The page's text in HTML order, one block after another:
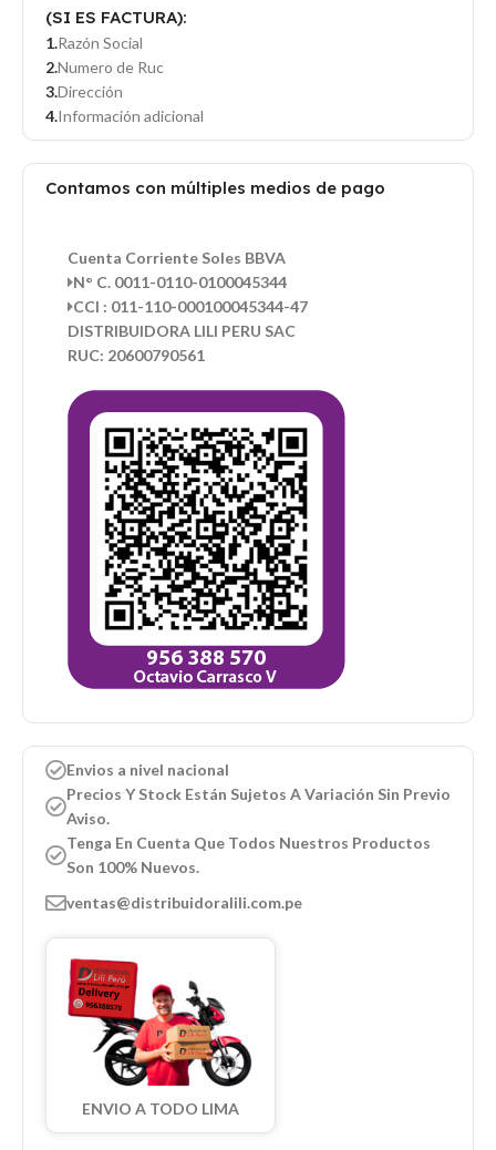
(SI ES FACTURA):
Razón Social
Numero de Ruc
Dirección
Información adicional
Contamos con múltiples medios de pago
Cuenta Corriente Soles BBVA
N° C. 0011-0110-0100045344
CCI : 011-110-000100045344-47
DISTRIBUIDORA LILI PERU SAC
RUC: 20600790561
Envios a nivel nacional
Precios Y Stock Están Sujetos A Variación Sin Previo
Aviso.
Tenga En Cuenta Que Todos Nuestros Productos
Son 100% Nuevos.
ventas@distribuidoralili.com.pe
ENVIO A TODO LIMA